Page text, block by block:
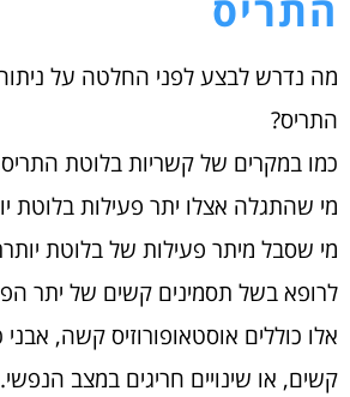
התריס
מה נדרש לבצע לפני החלטה על
התריס?
כמו במקרים של קשריות בלוטת
מי שהתגלה אצלו יתר פעילות בלוטת
מי שסבל מיתר פעילות של בלוטת
לרופא בשל תסמינים קשים של יתר
אלו כוללים אוסטאופורוזיס קשה, אבני
קשים, או שינויים חריגים במצב הנפשי.